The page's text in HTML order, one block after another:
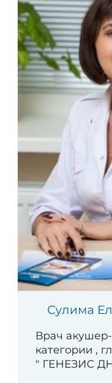
Сулима
Врач
категории ,
" ГЕНЕЗИС